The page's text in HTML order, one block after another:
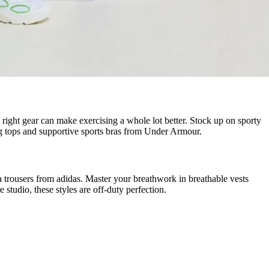
gear can make exercising a whole lot better. Stock up on sporty
and supportive sports bras from Under Armour.
from adidas. Master your breathwork in breathable vests
studio, these styles are off-duty perfection.